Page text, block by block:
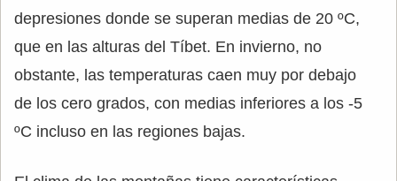
depresiones donde se superan medias de 20 ºC,
que en las alturas del Tíbet. En invierno, no
obstante, las temperaturas caen muy por debajo
de los cero grados, con medias inferiores a los -5
ºC incluso en las regiones bajas.